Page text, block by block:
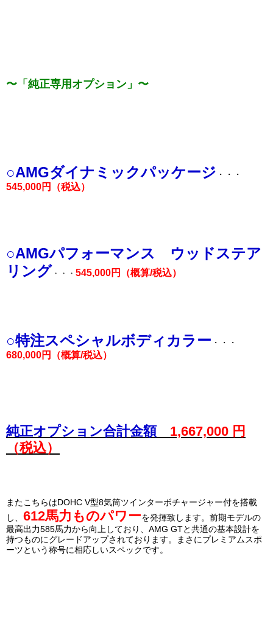
〜「純正専用オプション」〜
○AMGダイナミックパッケージ ・・・
545,000円（税込）
○AMGパフォーマンス ウッドステア
リング ・・・ 545,000円（概算/税込）
○特注スペシャルボディカラー ・・・
680,000円（概算/税込）
純正オプション合計金額 1,667,000 円
（税込）
またこちらはDOHC V型8気筒ツインターボチャージャー付を搭載
し、 612馬力ものパワーを発揮致します。前期モデルの
最高出力585馬力から向上しており、AMG GTと共通の基本設計を
持つものにグレードアップされております。まさにプレミアムスポ
ーツという称号に相応しいスペックです。